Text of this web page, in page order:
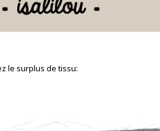
le surplus de tissu: